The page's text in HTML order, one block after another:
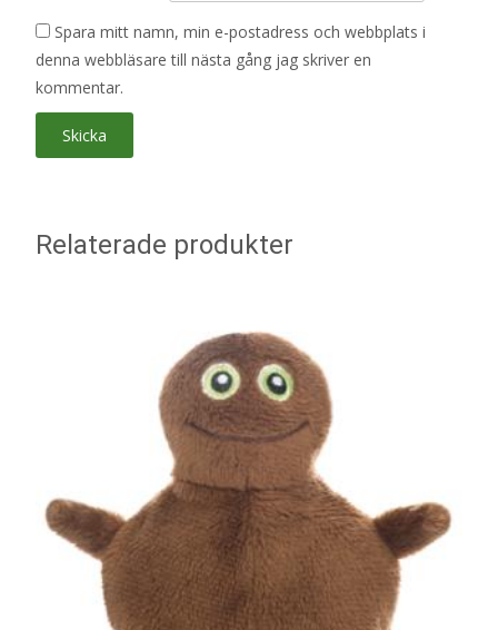
Spara mitt namn, min e-postadress och webbplats i
denna webbläsare till nästa gång jag skriver en
kommentar.
Relaterade produkter